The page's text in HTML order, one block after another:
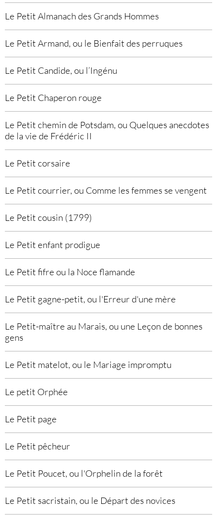
Le Petit Almanach des Grands Hommes
Le Petit Armand, ou le Bienfait des perruques
Le Petit Candide, ou l’Ingénu
Le Petit Chaperon rouge
Le Petit chemin de Potsdam, ou Quelques anecdotes
de la vie de Frédéric II
Le Petit corsaire
Le Petit courrier, ou Comme les femmes se vengent
Le Petit cousin (1799)
Le Petit enfant prodigue
Le Petit fifre ou la Noce flamande
Le Petit gagne-petit, ou l'Erreur d'une mère
Le Petit-maître au Marais, ou une Leçon de bonnes
gens
Le Petit matelot, ou le Mariage impromptu
Le petit Orphée
Le Petit page
Le Petit pêcheur
Le Petit Poucet, ou l'Orphelin de la forêt
Le Petit sacristain, ou le Départ des novices